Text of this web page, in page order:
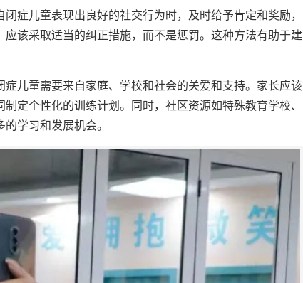
症儿童表现出良好的社交行为时，及时给予肯定和奖励，
该采取适当的纠正措施，而不是惩罚。这种方法有助于建
儿童需要来自家庭、学校和社会的关爱和支持。家长应该
定个性化的训练计划。同时，社区资源如特殊教育学校、
学习和发展机会。